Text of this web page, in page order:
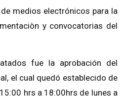
medios electrónicos para la
y convocatorias del
fue la aprobación del
el cual quedó establecido de
hrs a 18:00hrs de lunes a